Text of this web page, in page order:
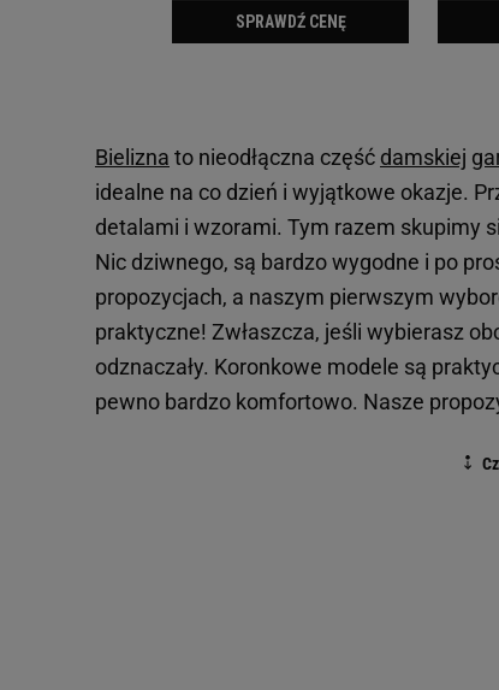
Bielizna to nieodłączna część damskiej
idealne na co dzień i wyjątkowe okazje.
detalami i wzorami. Tym razem skupimy
Nic dziwnego, są bardzo wygodne i po
propozycjach, a naszym pierwszym
praktyczne! Zwłaszcza, jeśli wybierasz
odznaczały. Koronkowe modele są
pewno bardzo komfortowo. Nasze